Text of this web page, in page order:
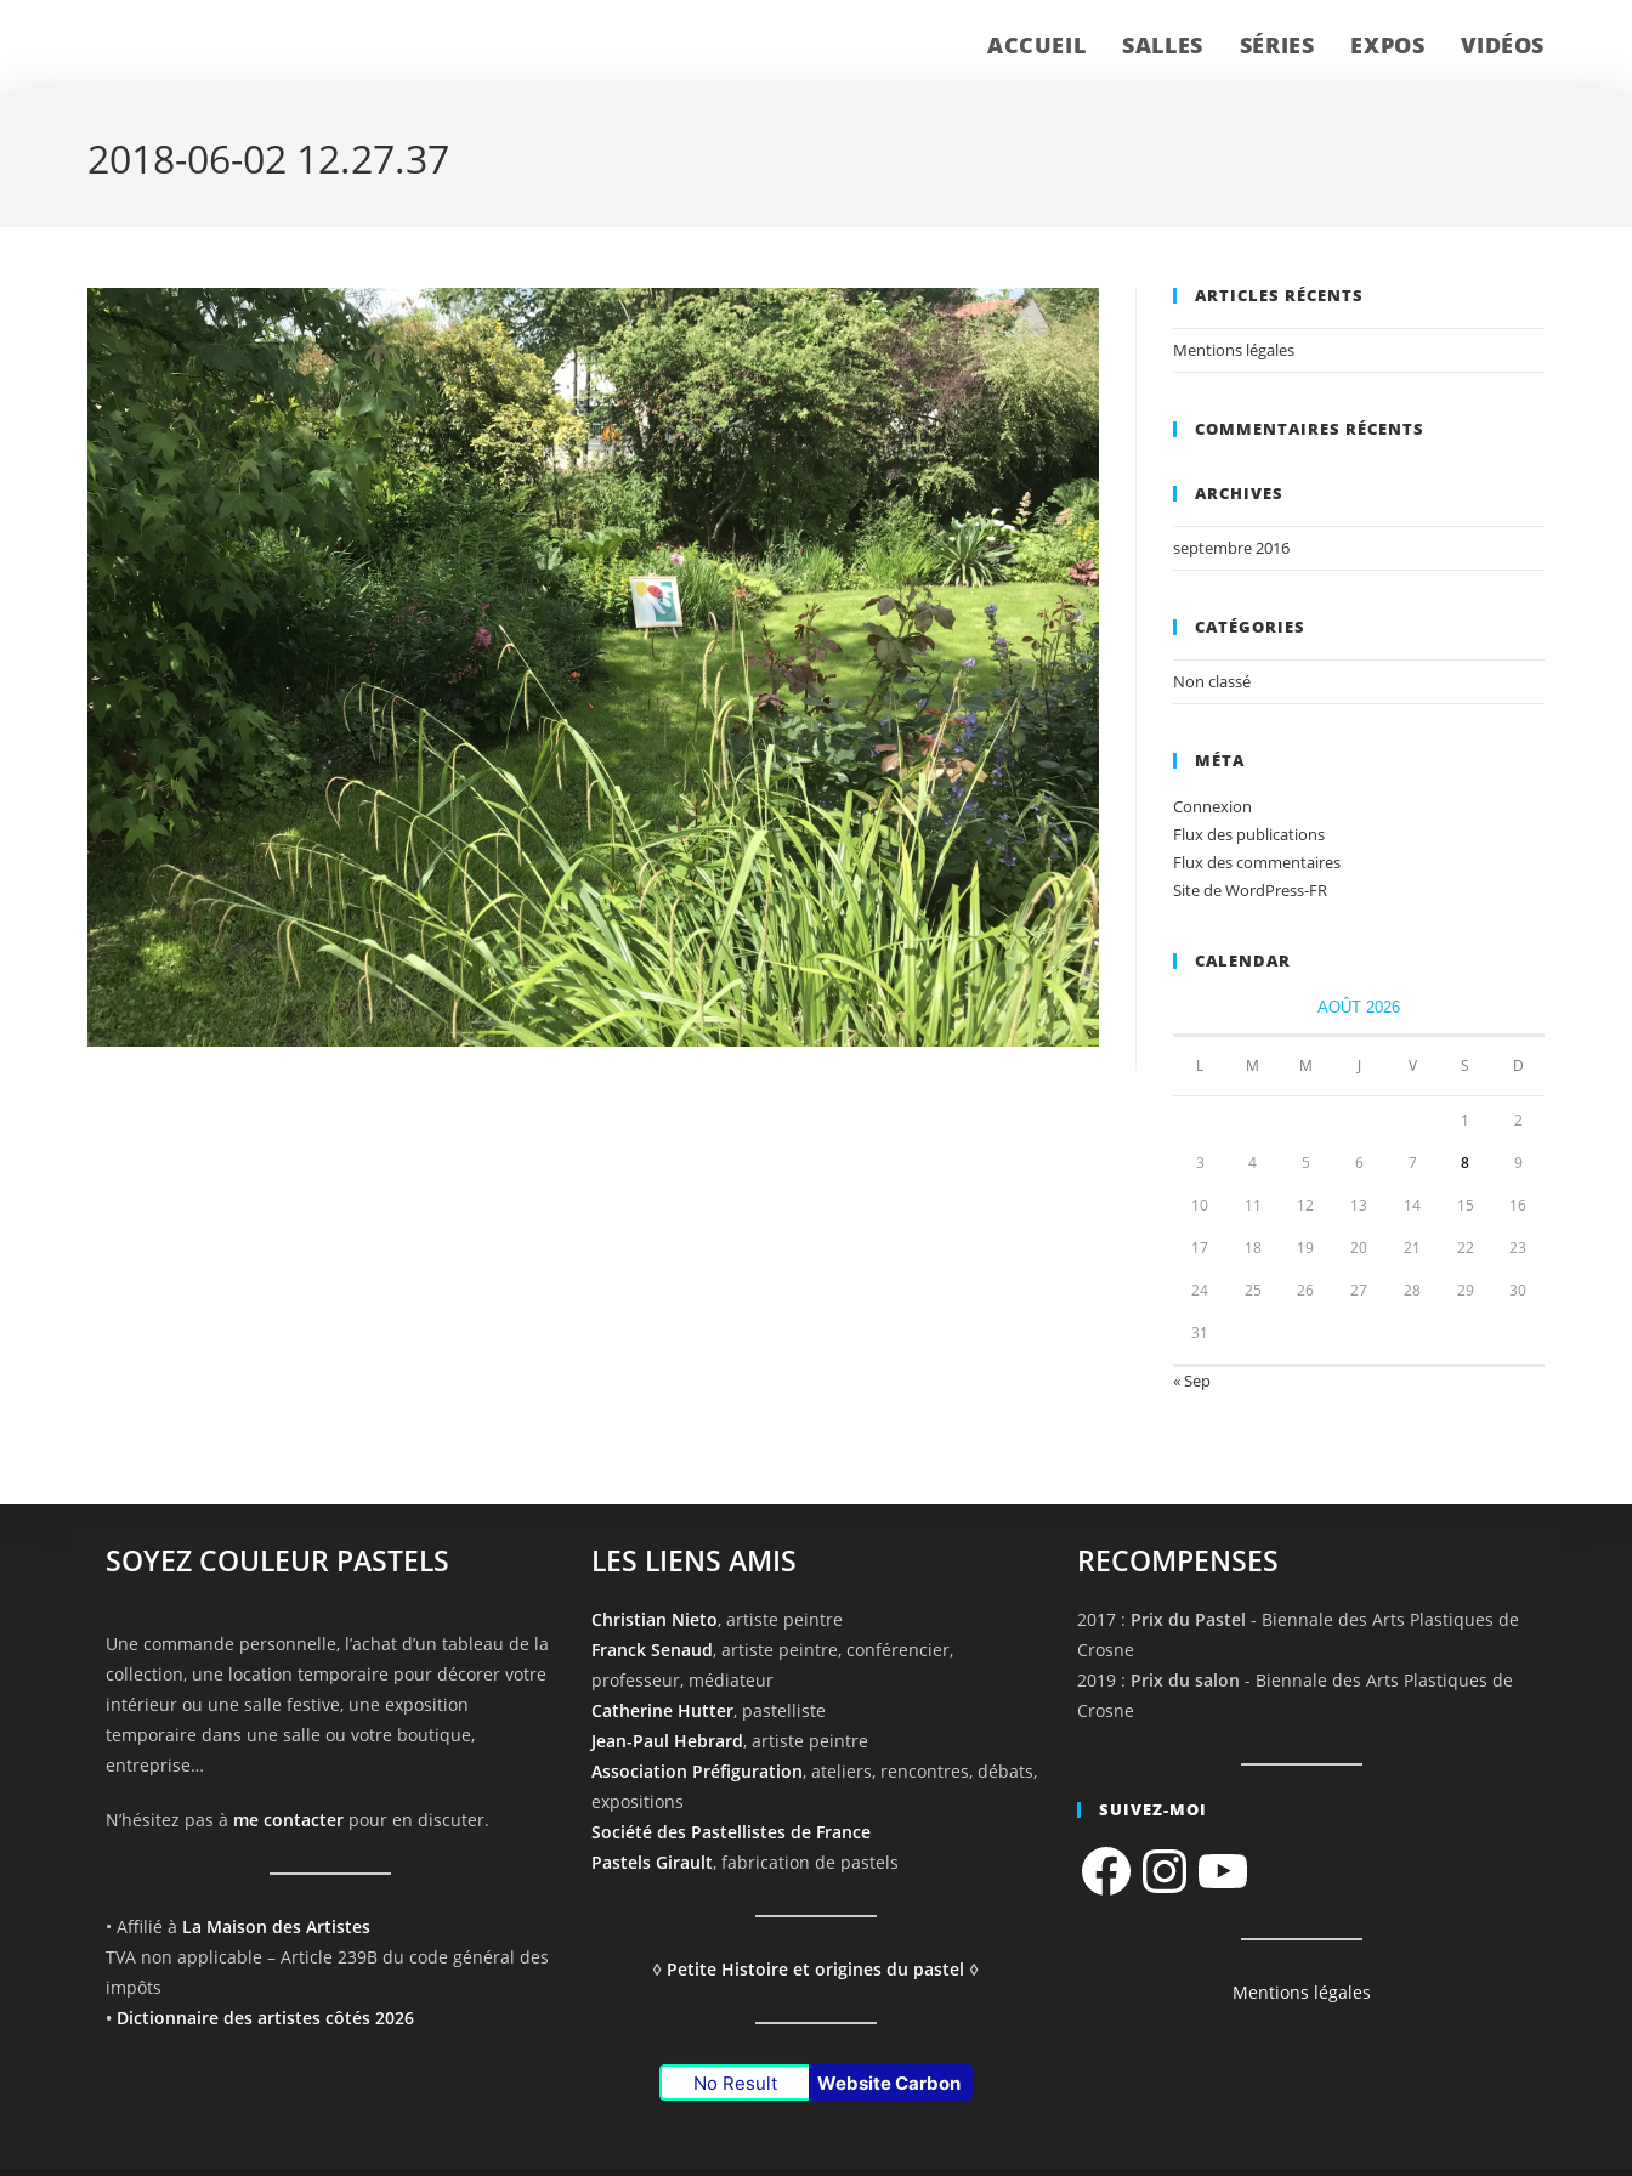
ACCUEIL SALLES SÉRIES EXPOS VIDÉOS
2018-06-02 12.27.37
ARTICLES RÉCENTS
Mentions légales
COMMENTAIRES RÉCENTS
ARCHIVES
septembre 2016
CATÉGORIES
Non classé
MÉTA
Connexion
Flux des publications
Flux des commentaires
Site de WordPress-FR
CALENDAR
AOÛT 2026
L M M J V S D
1 2
3 4 5 6 7 8 9
10 11 12 13 14 15 16
17 18 19 20 21 22 23
24 25 26 27 28 29 30
31
« Sep
SOYEZ COULEUR PASTELS
Une commande personnelle, l’achat d’un tableau de la
collection, une location temporaire pour décorer votre
intérieur ou une salle festive, une exposition
temporaire dans une salle ou votre boutique,
entreprise…
N’hésitez pas à me contacter pour en discuter.
• Affilié à La Maison des Artistes
TVA non applicable – Article 239B du code général des
impôts
• Dictionnaire des artistes côtés 2026
LES LIENS AMIS
Christian Nieto, artiste peintre
Franck Senaud, artiste peintre, conférencier,
professeur, médiateur
Catherine Hutter, pastelliste
Jean-Paul Hebrard, artiste peintre
Association Préfiguration, ateliers, rencontres, débats,
expositions
Société des Pastellistes de France
Pastels Girault, fabrication de pastels
◊ Petite Histoire et origines du pastel ◊
No Result Website Carbon
RECOMPENSES
2017 : Prix du Pastel - Biennale des Arts Plastiques de
Crosne
2019 : Prix du salon - Biennale des Arts Plastiques de
Crosne
SUIVEZ-MOI
FacebookInstagramYouTube
Mentions légales